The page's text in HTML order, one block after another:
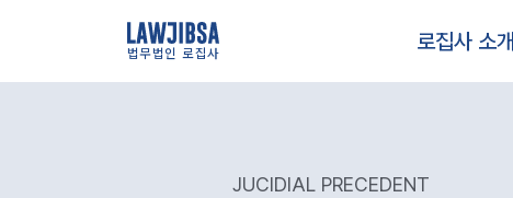
법무법인 로집사 로집사 소개
JUCIDIAL PRECEDENT